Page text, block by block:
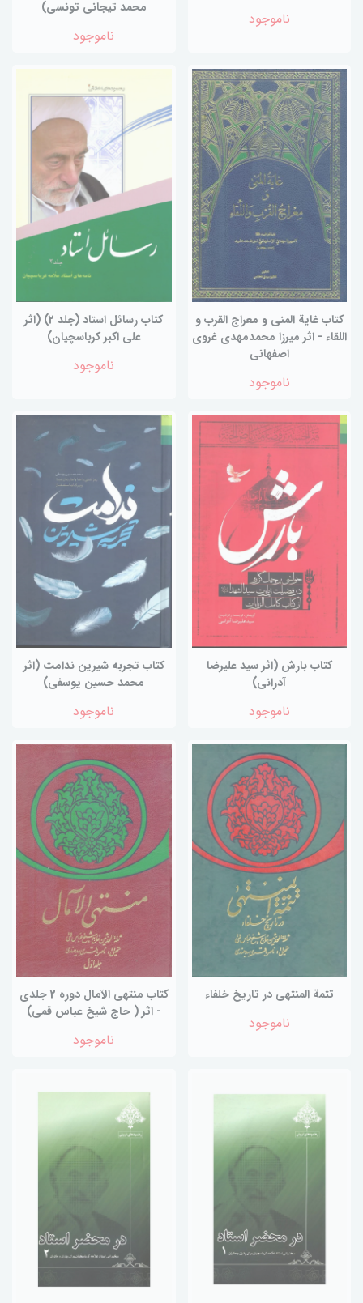
ناموجود
محمد تیجانی تونسی)
ناموجود
کتاب غایة المنی و معراج القرب و
اللقاء - اثر میرزا محمدمهدی غروی
اصفهانی
ناموجود
کتاب رسائل استاد (جلد 2) (اثر
علی اکبر کرباسچیان)
ناموجود
کتاب بارش (اثر سید علیرضا
آدرانی)
ناموجود
کتاب تجربه شیرین ندامت (اثر
محمد حسین یوسفی)
ناموجود
تتمة المنتهي در تاريخ خلفاء
ناموجود
کتاب منتهي الآمال دوره 2 جلدي
- اثر ( حاج شیخ عباس قمی)
ناموجود